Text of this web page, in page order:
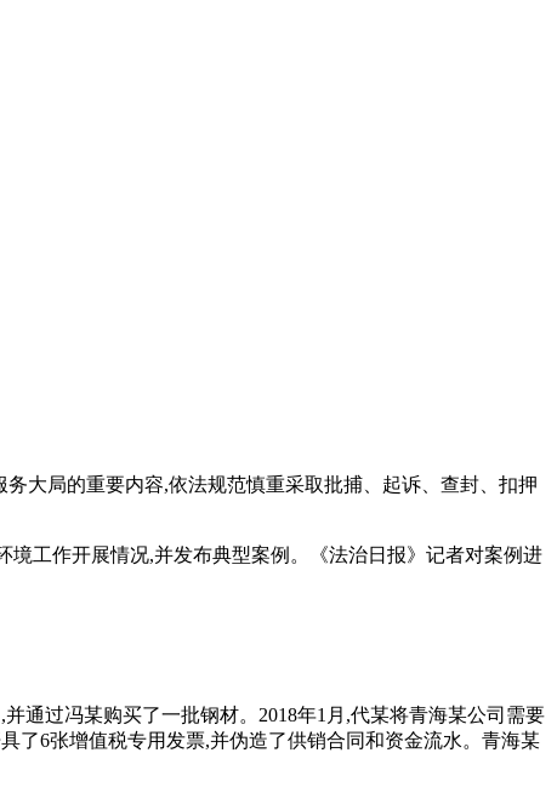
大局的重要内容,依法规范慎重采取批捕、起诉、查封、扣押
工作开展情况,并发布典型案例。《法治日报》记者对案例进
通过冯某购买了一批钢材。2018年1月,代某将青海某公司需要
了6张增值税专用发票,并伪造了供销合同和资金流水。青海某